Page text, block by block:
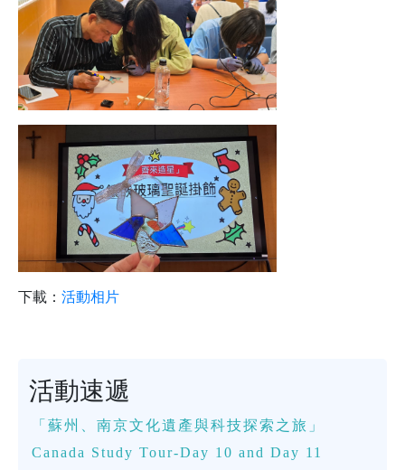
下載： 活動相片
活動速遞
「蘇州、南京文化遺產與科技探索之旅」
Canada Study Tour-Day 10 and Day 11